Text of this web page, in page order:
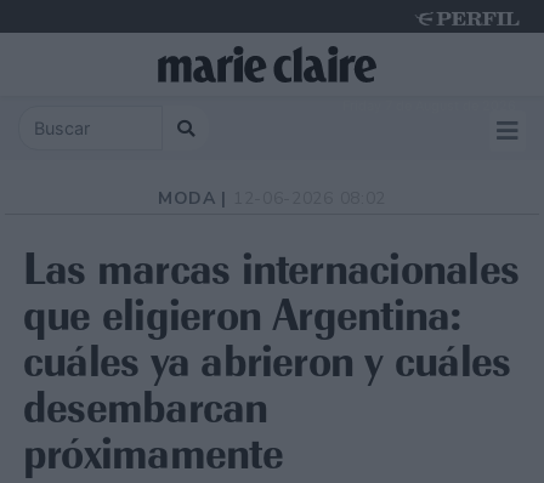
MODA |
Las marcas internacionales
que eligieron Argentina:
cuáles ya abrieron y cuáles
desembarcan
próximamente